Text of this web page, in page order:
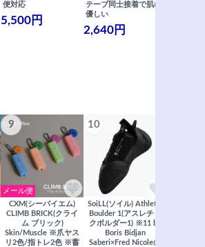
便対応
5,500円
テープ同士接着で肌に
優しい
2,640円
9
メール便
CXM(シーバイエム)
CLIMB BRICK(クライ
ム ブリック)
Skin/Muscle ※爪ヤス
リ2色/指トレ2色 ※蓄
10
SoiLL(ソイル) Athletic
Boulder 1(アスレチッ
クボルダー1) ※11 by
Boris Bidjan
Saberi×Fred Nicoleの